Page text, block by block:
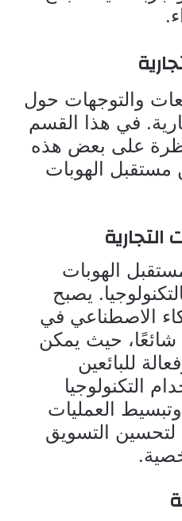
والتوجهات حول
في هذا القسم
على بعض هذه
الهوبات
التجارية
الهوبات
يصبح
الاصطناعي في
شائعًا، حيث يمكن
للبائعين
التكنولوجيا
العمليات
لتحسين التسويق